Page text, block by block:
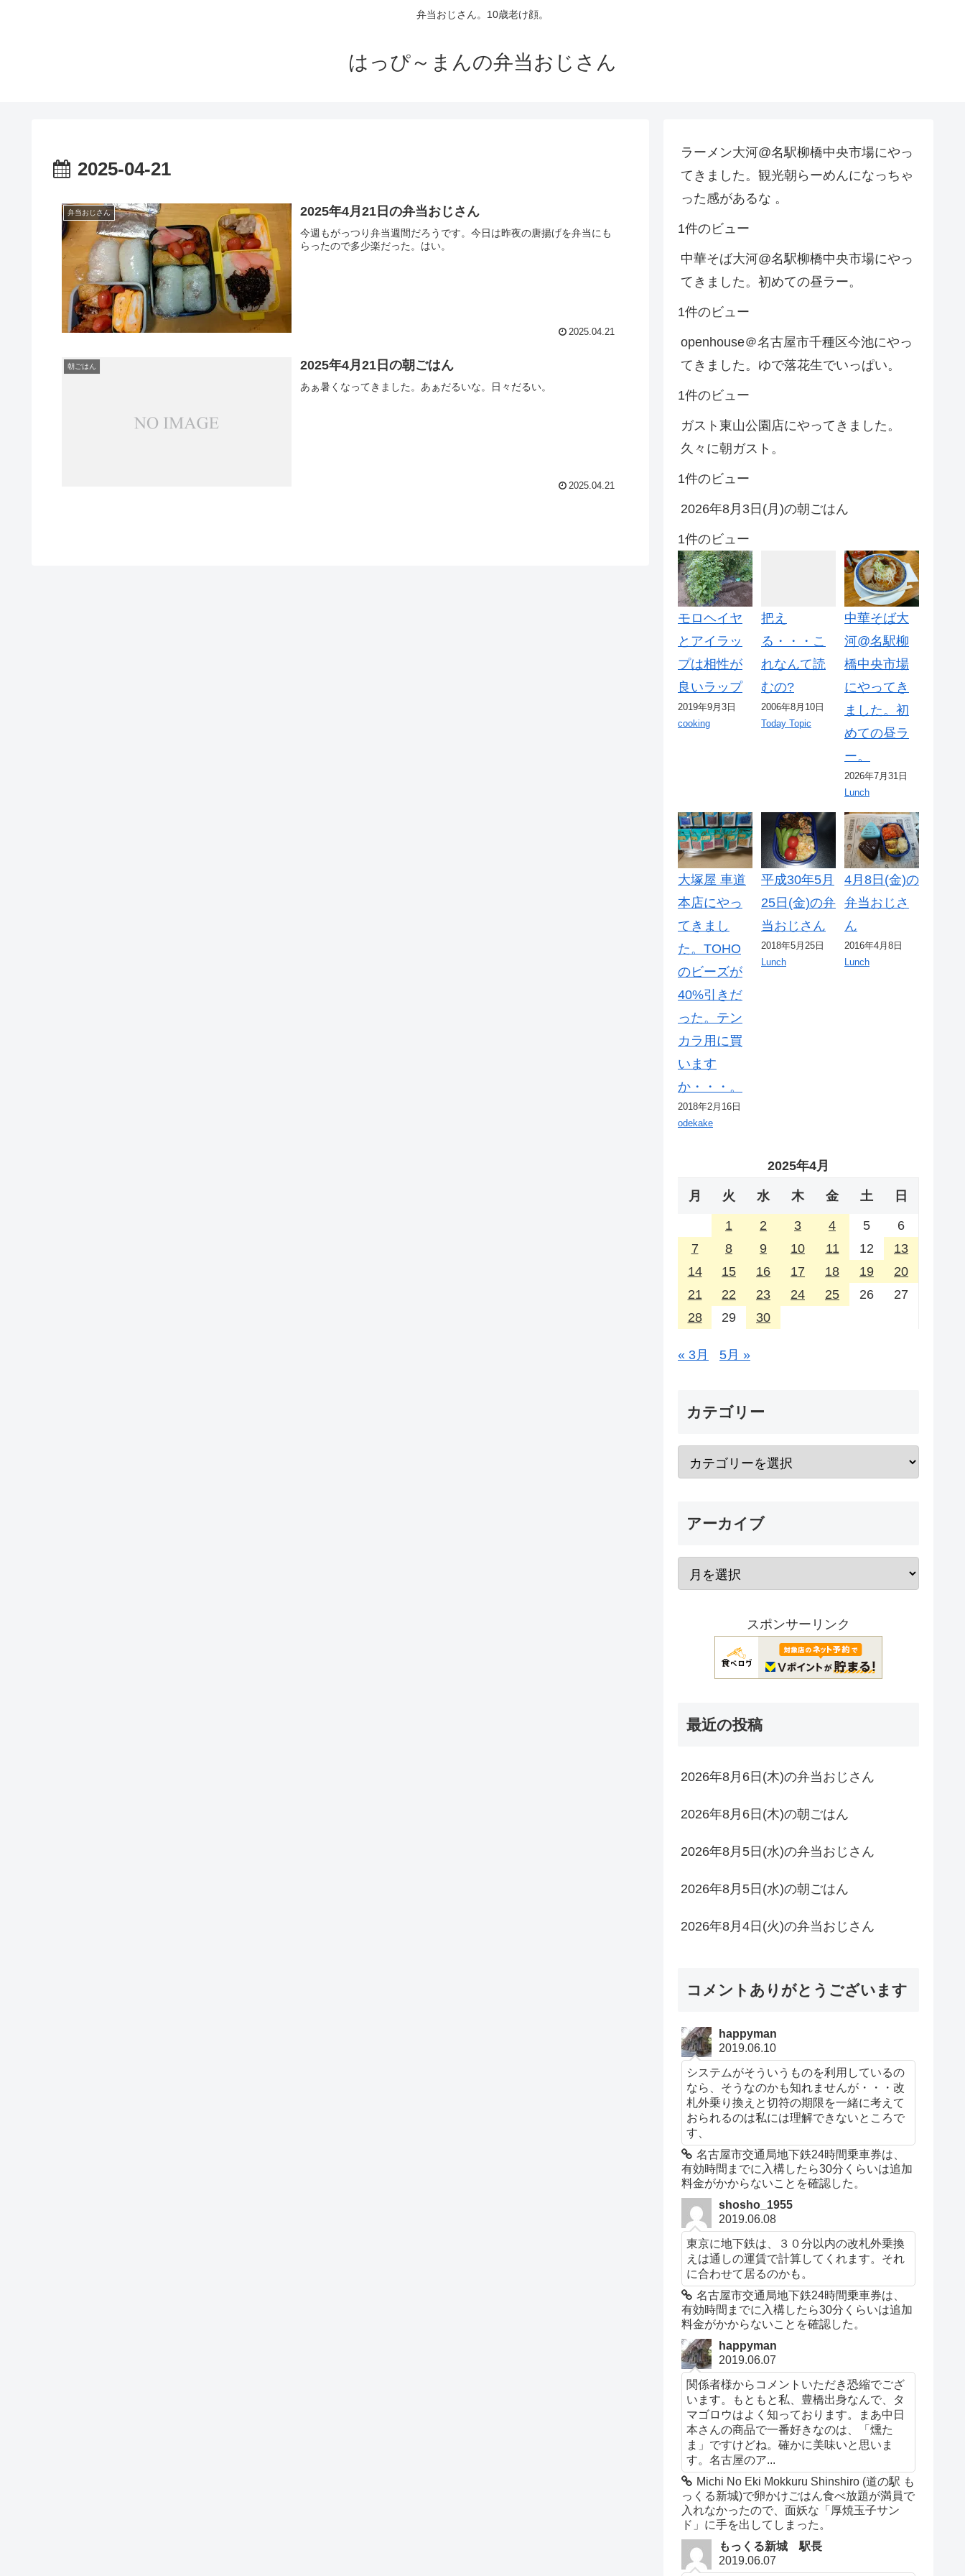
弁当おじさん。10歳老け顔。
はっぴ～まんの弁当おじさん
2025-04-21
弁当おじさん 2025年4月21日の弁当おじさん
今週もがっつり弁当週間だろうです。今日は昨夜の唐揚げを弁当にも
らったので多少楽だった。はい。
2025.04.21
朝ごはん 2025年4月21日の朝ごはん
あぁ暑くなってきました。あぁだるいな。日々だるい。
2025.04.21
ラーメン大河@名駅柳橋中央市場にやっ
てきました。観光朝らーめんになっちゃ
った感があるな 。
1件のビュー
中華そば大河@名駅柳橋中央市場にやっ
てきました。初めての昼ラー。
1件のビュー
openhouse＠名古屋市千種区今池にやっ
てきました。ゆで落花生でいっぱい。
1件のビュー
ガスト東山公園店にやってきました。
久々に朝ガスト。
1件のビュー
2026年8月3日(月)の朝ごはん
1件のビュー
モロヘイヤ
とアイラッ
プは相性が
良いラップ
2019年9月3日
cooking
把え
る・・・こ
れなんて読
むの?
2006年8月10日
Today Topic
中華そば大
河@名駅柳
橋中央市場
にやってき
ました。初
めての昼ラ
ー。
2026年7月31日
Lunch
大塚屋 車道
本店にやっ
てきまし
た。TOHO
のビーズが
40%引きだ
った。テン
カラ用に買
います
か・・・。
2018年2月16日
odekake
平成30年5月
25日(金)の弁
当おじさん
2018年5月25日
Lunch
4月8日(金)の
弁当おじさ
ん
2016年4月8日
Lunch
2025年4月
月 火 水 木 金 土 日
1 2 3 4 5
6
7
8 9 10 11 12
13
14
15 16 17 18 19
20
21
22 23 24 25 26
27
28
29 30
« 3月 5月 »
カテゴリー
アーカイブ
スポンサーリンク
最近の投稿
2026年8月6日(木)の弁当おじさん
2026年8月6日(木)の朝ごはん
2026年8月5日(水)の弁当おじさん
2026年8月5日(水)の朝ごはん
2026年8月4日(火)の弁当おじさん
コメントありがとうございます
happyman
2019.06.10
システムがそういうものを利用しているの
なら、そうなのかも知れませんが・・・改
札外乗り換えと切符の期限を一緒に考えて
おられるのは私には理解できないところで
す、
名古屋市交通局地下鉄24時間乗車券は、
有効時間までに入構したら30分くらいは追加
料金がかからないことを確認した。
shosho_1955
2019.06.08
東京に地下鉄は、３０分以内の改札外乗換
えは通しの運賃で計算してくれます。それ
に合わせて居るのかも。
名古屋市交通局地下鉄24時間乗車券は、
有効時間までに入構したら30分くらいは追加
料金がかからないことを確認した。
happyman
2019.06.07
関係者様からコメントいただき恐縮でござ
います。もともと私、豊橋出身なんで、タ
マゴロウはよく知っております。まあ中日
本さんの商品で一番好きなのは、「燻た
ま」ですけどね。確かに美味いと思いま
す。名古屋のア...
Michi No Eki Mokkuru Shinshiro (道の駅 も
っくる新城)で卵かけごはん食べ放題が満員で
入れなかったので、面妖な「厚焼玉子サン
ド」に手を出してしまった。
もっくる新城 駅長
2019.06.07